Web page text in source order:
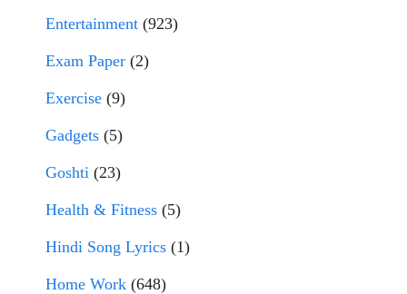
Entertainment (923)
Exam Paper (2)
Exercise (9)
Gadgets (5)
Goshti (23)
Health & Fitness (5)
Hindi Song Lyrics (1)
Home Work (648)